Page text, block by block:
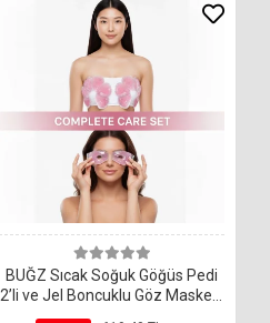
BUĞZ Sıcak Soğuk Göğüs Pedi
2’li ve Jel Boncuklu Göz Maskesi
Seti – Emziren Anneler İçin